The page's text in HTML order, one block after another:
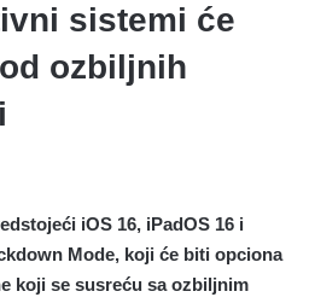
sistemi će
ozbiljnih
iOS 16, iPadOS 16 i
Mode, koji će biti opciona
koji se susreću sa ozbiljnim